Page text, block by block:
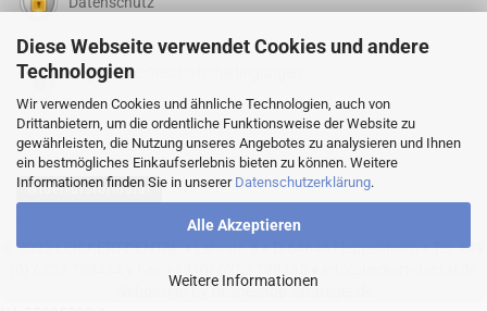
Diese Webseite verwendet Cookies und andere
Technologien
Wir verwenden Cookies und ähnliche Technologien, auch von
Drittanbietern, um die ordentliche Funktionsweise der Website zu
gewährleisten, die Nutzung unseres Angebotes zu analysieren und Ihnen
ein bestmögliches Einkaufserlebnis bieten zu können. Weitere
Informationen finden Sie in unserer Datenschutzerklärung.
Alle Akzeptieren
Weitere Informationen
Allgemeine Geschäftsbedingungen
Widerrufsformular
© 2022 LEICKERT-DENTAL ♦ Lehrstr. 8 ♦ D-64646 Heppenheim ♦ Tel. +49
Webdesign by Onlineshop-Strategie.de